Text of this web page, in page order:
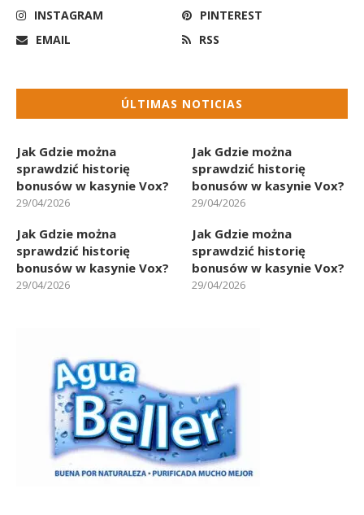
INSTAGRAM
PINTEREST
EMAIL
RSS
ÚLTIMAS NOTICIAS
Jak Gdzie można
sprawdzić historię
bonusów w kasynie Vox?
29/04/2026
Jak Gdzie można
sprawdzić historię
bonusów w kasynie Vox?
29/04/2026
Jak Gdzie można
sprawdzić historię
bonusów w kasynie Vox?
29/04/2026
Jak Gdzie można
sprawdzić historię
bonusów w kasynie Vox?
29/04/2026